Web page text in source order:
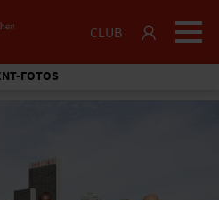
CLUB
FOTOS